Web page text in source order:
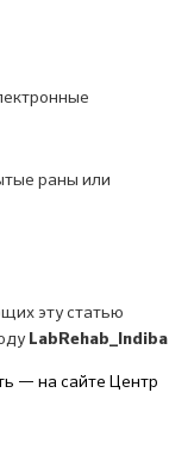
раны или
эту статью
LabRehab Indiba
— на сайте Центр